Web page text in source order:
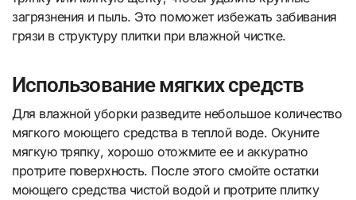
загрязнения и пыль. Это поможет избежать забивания
грязи в структуру плитки при влажной чистке.
Использование мягких средств
Для влажной уборки разведите небольшое количество
мягкого моющего средства в теплой воде. Окуните
мягкую тряпку, хорошо отожмите ее и аккуратно
протрите поверхность. После этого смойте остатки
моющего средства чистой водой и протрите плитку